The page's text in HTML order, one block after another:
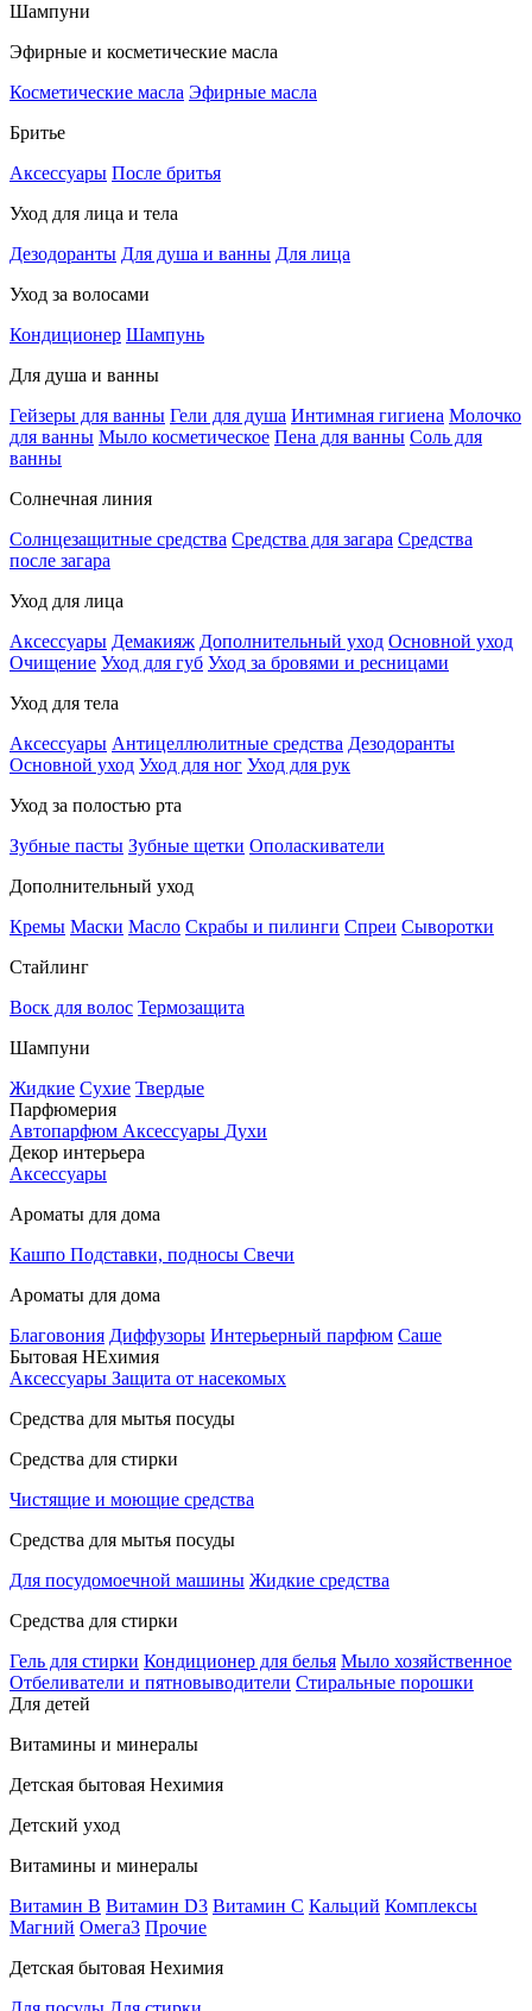
Шампуни
Эфирные и косметические масла
Косметические масла Эфирные масла
Бритье
Аксессуары После бритья
Уход для лица и тела
Дезодоранты Для душа и ванны Для лица
Уход за волосами
Кондиционер Шампунь
Для душа и ванны
Гейзеры для ванны Гели для душа Интимная гигиена Молочко
для ванны Мыло косметическое Пена для ванны Соль для
ванны
Солнечная линия
Солнцезащитные средства Средства для загара Средства
после загара
Уход для лица
Аксессуары Демакияж Дополнительный уход Основной уход
Очищение Уход для губ Уход за бровями и ресницами
Уход для тела
Аксессуары Антицеллюлитные средства Дезодоранты
Основной уход Уход для ног Уход для рук
Уход за полостью рта
Зубные пасты Зубные щетки Ополаскиватели
Дополнительный уход
Кремы Маски Масло Скрабы и пилинги Спреи Сыворотки
Стайлинг
Воск для волос Термозащита
Шампуни
Жидкие Сухие Твердые
Парфюмерия
Автопарфюм Аксессуары Духи
Декор интерьера
Аксессуары
Ароматы для дома
Кашпо Подставки, подносы Свечи
Ароматы для дома
Благовония Диффузоры Интерьерный парфюм Саше
Бытовая НЕхимия
Аксессуары Защита от насекомых
Средства для мытья посуды
Средства для стирки
Чистящие и моющие средства
Средства для мытья посуды
Для посудомоечной машины Жидкие средства
Средства для стирки
Гель для стирки Кондиционер для белья Мыло хозяйственное
Отбеливатели и пятновыводители Стиральные порошки
Для детей
Витамины и минералы
Детская бытовая Нехимия
Детский уход
Витамины и минералы
Витамин В Витамин D3 Витамин С Кальций Комплексы
Магний Омега3 Прочие
Детская бытовая Нехимия